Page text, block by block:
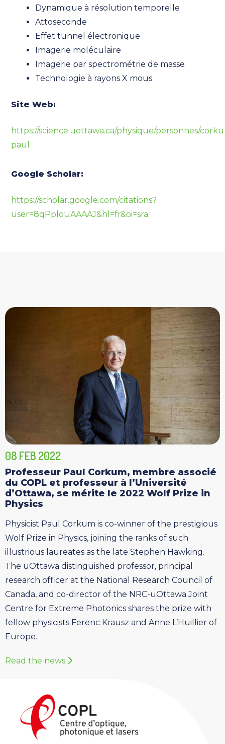
Dynamique à résolution temporelle
Attoseconde
Effet tunnel électronique
Imagerie moléculaire
Imagerie par spectrométrie de masse
Technologie à rayons X mous
Site Web:
https://science.uottawa.ca/physique/personnes/
paul
Google Scholar:
https://scholar.google.com/citations?
user=8qPploUAAAAJ&hl=fr&oi=sra
08 FEB 2022
Professeur Paul Corkum, membre associé
du COPL et professeur à l’Université
d’Ottawa, se mérite le 2022 Wolf Prize in
Physics
Physicist Paul Corkum is co-winner of the prestigious
Wolf Prize in Physics, joining the ranks of such
illustrious laureates as the late Stephen Hawking.
The uOttawa distinguished professor, principal
research officer at the National Research Council of
Canada, and co-director of the NRC-uOttawa Joint
Centre for Extreme Photonics shares the prize with
fellow physicists Ferenc Krausz and Anne L’Huillier of
Europe.
Read the news